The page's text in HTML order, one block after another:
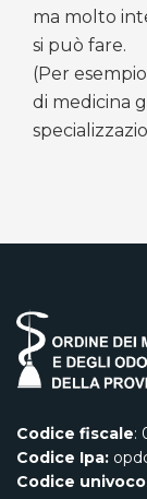
ma molto
si può fare.
(Per
di medicina
Codice fiscale:
Codice Ipa:
Codice univoco